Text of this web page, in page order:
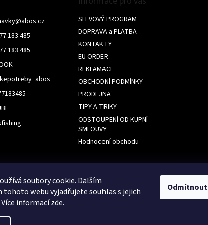
soubory cookie. Dalším
tohoto webu vyjadřujete souhlas s jejich
informacízde.
Odmítnout
@abos.cz
183 485
183 485
SLEVOVÝ PROGRAM
DOPRAVA a PLATBA
KONTAKTY
EU ORDER
REKLAMACE
OBCHODNÍ PODMÍNKY
PRODEJNA
TIPY A TRIKY
ODSTOUPENÍ OD KUPNÍ
SMLOUVY
Hodnocení obchodu